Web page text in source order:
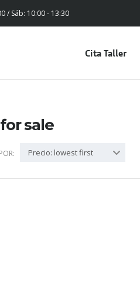
/ Sáb: 10:00 - 13:30
Cita Taller
sale
Precio: lowest first